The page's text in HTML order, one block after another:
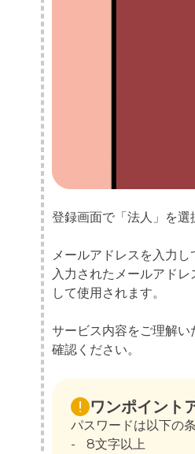
登録画面で「法人」を選
メールアドレスを入力し
入力されたメールアド
して使用されます。
サービス内容をご理解い
確認ください。
ワンポイント
パスワードは以下の
-
8文字以上